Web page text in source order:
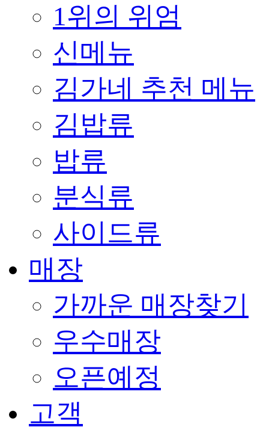
1위의 위엄
신메뉴
김가네 추천 메뉴
김밥류
밥류
분식류
사이드류
매장
가까운 매장찾기
우수매장
오픈예정
고객